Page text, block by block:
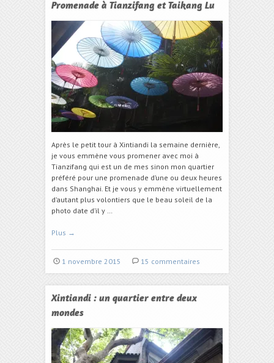
Promenade à Tianzifang et Taikang Lu
Après le petit tour à Xintiandi la semaine dernière,
je vous emmène vous promener avec moi à
Tianzifang qui est un de mes sinon mon quartier
préféré pour une promenade d’une ou deux heures
dans Shanghai. Et je vous y emmène virtuellement
d’autant plus volontiers que le beau soleil de la
photo date d’il y …
Plus →
1 novembre 2015 15 commentaires
Xintiandi : un quartier entre deux
mondes